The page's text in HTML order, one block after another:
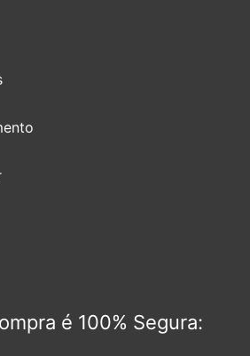
é 100% Segura: